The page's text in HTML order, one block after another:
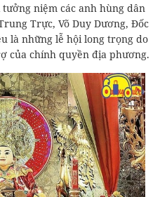
niệm các anh hùng dân
Trực, Võ Duy Dương, Đốc
là những lễ hội long trọng do
của chính quyền địa phương.